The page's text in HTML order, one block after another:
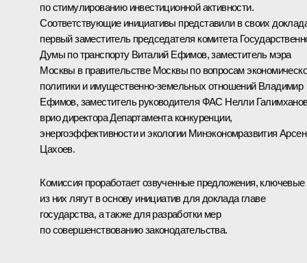
по стимулированию инвестиционной активности.
Соответствующие инициативы представили в своих
первый заместитель председателя комитета
Думы по транспорту Виталий Ефимов, заместитель мэра
Москвы в правительстве Москвы по вопросам
политики и имущественно­-земельных отношений Владимир
Ефимов, заместитель руководителя ФАС Нелли
врио директора Департамента конкуренции,
энергоэффективности и экологии Минэкономразвития Арсен
Цахоев.
Комиссия проработает озвученные предложения, ключевые
из них лягут в основу инициатив для доклада главе
государства, а также для разработки мер
по совершенствованию законодательства.